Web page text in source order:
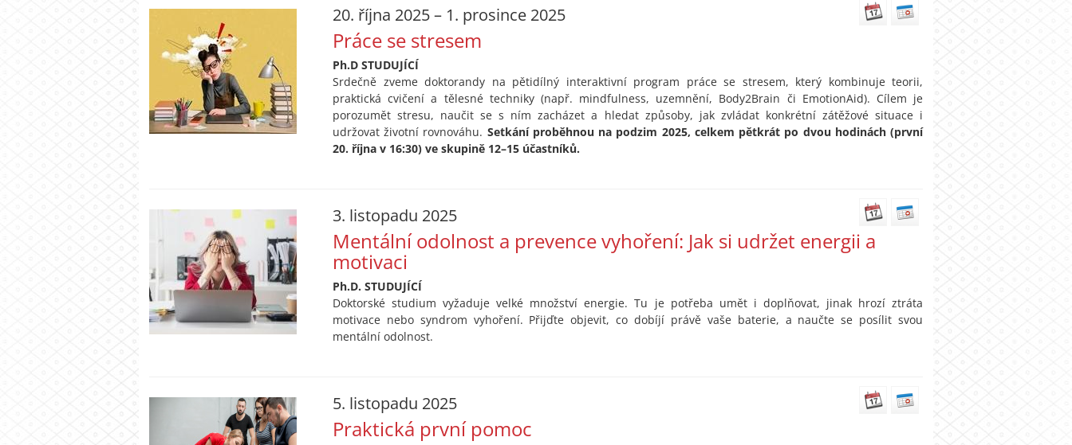
20. října 2025 – 1. prosince 2025
Práce se stresem
Ph.D STUDUJÍCÍ
Srdečně zveme doktorandy na pětidílný interaktivní program práce se stresem, který kombinuje teorii,
praktická cvičení a tělesné techniky (např. mindfulness, uzemnění, Body2Brain či EmotionAid). Cílem je
porozumět stresu, naučit se s ním zacházet a hledat způsoby, jak zvládat konkrétní zátěžové situace i
udržovat životní rovnováhu. Setkání proběhnou na podzim 2025, celkem pětkrát po dvou hodinách (první
20. října v 16:30) ve skupině 12–15 účastníků.
3. listopadu 2025
Mentální odolnost a prevence vyhoření: Jak si udržet energii a
motivaci
Ph.D. STUDUJÍCÍ
Doktorské studium vyžaduje velké množství energie. Tu je potřeba umět i doplňovat, jinak hrozí ztráta
motivace nebo syndrom vyhoření. Přijďte objevit, co dobíjí právě vaše baterie, a naučte se posílit svou
mentální odolnost.
5. listopadu 2025
Praktická první pomoc